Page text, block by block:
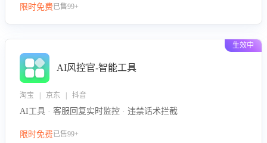
限时免费已售99+
生效中
AI风控官-智能工具
淘宝 | 京东 | 抖音
AI工具 · 客服回复实时监控 · 违禁话术拦截
限时免费已售99+